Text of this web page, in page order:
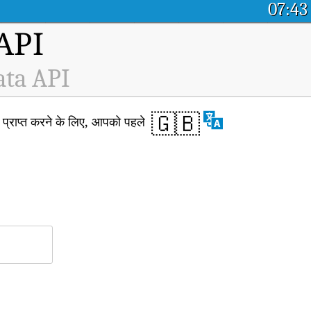
07:43
API
🇬🇧
करने के लिए, आपको पहले